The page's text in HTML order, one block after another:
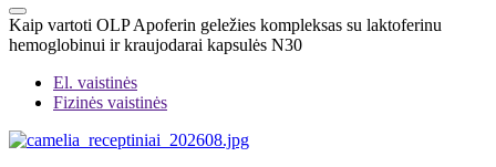
Kaip vartoti OLP Apoferin geležies kompleksas su laktoferinu
hemoglobinui ir kraujodarai kapsulės N30
El. vaistinės
Fizinės vaistinės